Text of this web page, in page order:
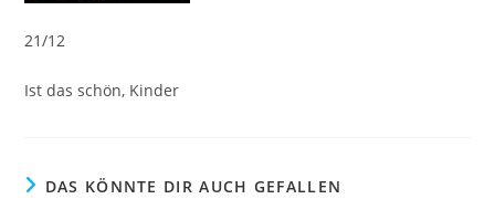
21/12
Ist das schön, Kinder
DAS KÖNNTE DIR AUCH GEFALLEN